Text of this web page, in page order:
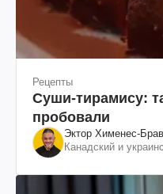
Рецепты
Суши-тирамису:
пробовали
Эктор Хименес-
Канадский и